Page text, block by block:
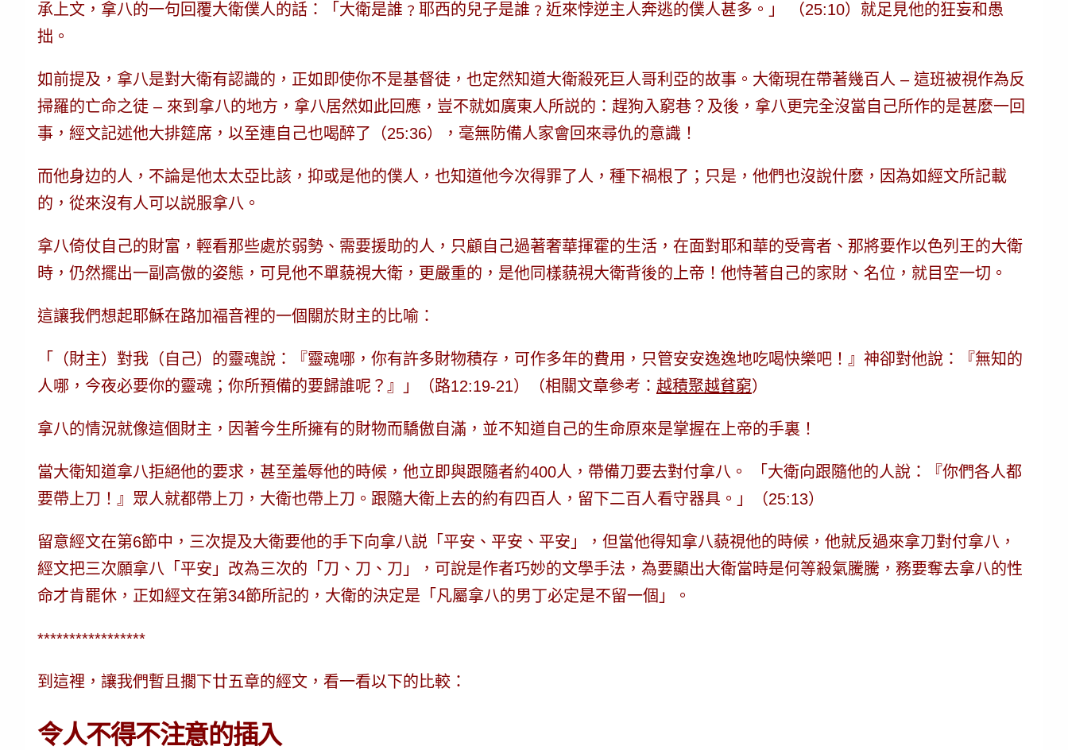
承上文，拿八的一句回覆大衛僕人的話：「大衛是誰﹖耶西的兒子是誰﹖近來悖逆主人奔逃的僕人甚多。」 （25:10） 就足見他的狂妄和愚
拙。
如前提及，拿八是對大衛有認識的，正如即使你不是基督徒，也定然知道大衛殺死巨人哥利亞的故事。大衛現在帶著幾百人 – 這班被視作為反
掃羅的亡命之徒 – 來到拿八的地方，拿八居然如此回應，豈不就如廣東人所説的：趕狗入窮巷？及後，拿八更完全沒當自己所作的是甚麼一回
事，經文記述他大排筵席，以至連自己也喝醉了（25:36），毫無防備人家會回來尋仇的意識！
而他身边的人，不論是他太太亞比該，抑或是他的僕人，也知道他今次得罪了人，種下禍根了；只是，他們也沒說什麼，因為如經文所記載
的，從來沒有人可以説服拿八。
拿八倚仗自己的財富，輕看那些處於弱勢、需要援助的人，只顧自己過著奢華揮霍的生活，在面對耶和華的受膏者、那將要作以色列王的大衛
時，仍然擺出一副高傲的姿態，可見他不單藐視大衛，更嚴重的，是他同樣藐視大衛背後的上帝！他恃著自己的家財、名位，就目空一切。
這讓我們想起耶穌在路加福音裡的一個關於財主的比喻：
「（財主）對我（自己）的靈魂說：『靈魂哪，你有許多財物積存，可作多年的費用，只管安安逸逸地吃喝快樂吧！』神卻對他說：
『無知的
人哪，今夜必要你的靈魂；你所預備的要歸誰呢？』
」（路12:19-21）（相關文章參考： 越積聚越貧窮）
拿八的情況就像這個財主，因著今生所擁有的財物而驕傲自滿，並不知道自己的生命原來是掌握在上帝的手裏！
當大衛知道拿八拒絕他的要求，甚至羞辱他的時候，他立即與跟隨者約400人，帶備刀要去對付拿八。 「大衛向跟隨他的人說：『你們各人都
要帶上刀！』眾人就都帶上刀，大衛也帶上刀。跟隨大衛上去的約有四百人，留下二百人看守器具。」（25:13）
留意經文在第6節中，三次提及大衛要他的手下向拿八説「平安、平安、平安」，但當他得知拿八藐視他的時候，他就反過來拿刀對付拿八，
經文把三次願拿八「平安」改為三次的「刀、刀、刀」，可說是作者巧妙的文學手法，為要顯出大衛當時是何等殺氣騰騰，務要奪去拿八的性
命才肯罷休，正如經文在第34節所記的，大衛的決定是「凡屬拿八的男丁必定是不留一個」。
*****************
到這裡，讓我們暫且擱下廿五章的經文，看一看以下的比較：
令人不得不注意的插入